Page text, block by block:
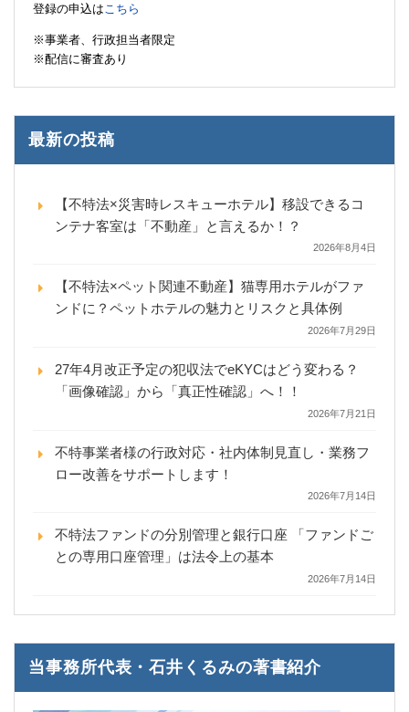
登録の申込は こちら
※事業者、行政担当者限定
※配信に審査あり
最新の投稿
【不特法×災害時レスキューホテル】移設できるコ
ンテナ客室は「不動産」と言えるか！？
2026年8月4日
【不特法×ペット関連不動産】猫専用ホテルがファ
ンドに？ペットホテルの魅力とリスクと具体例
2026年7月29日
27年4月改正予定の犯収法でeKYCはどう変わる？
「画像確認」から「真正性確認」へ！！
2026年7月21日
不特事業者様の行政対応・社内体制見直し・業務フ
ロー改善をサポートします！
2026年7月14日
不特法ファンドの分別管理と銀行口座 「ファンドご
との専用口座管理」は法令上の基本
2026年7月14日
当事務所代表・石井くるみの著書紹介